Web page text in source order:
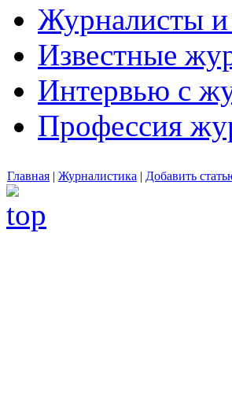
Журналисты и
Известные
Интервью с
Профессия
Главная | Журналистика | Добавить